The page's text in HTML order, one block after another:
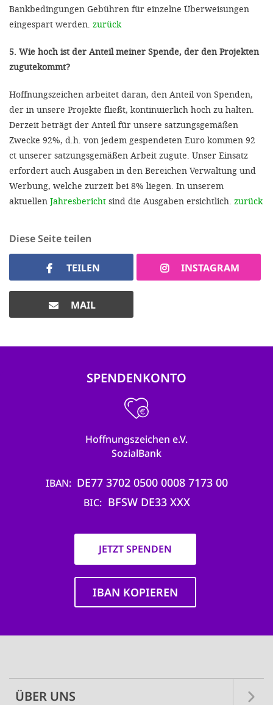
Bankbedingungen Gebühren für einzelne Überweisungen
eingespart werden. zurück
5. Wie hoch ist der Anteil meiner Spende, der den Projekten
zugutekommt?
Hoffnungszeichen arbeitet daran, den Anteil von Spenden,
der in unsere Projekte fließt, kontinuierlich hoch zu halten.
Derzeit beträgt der Anteil für unsere satzungsgemäßen
Zwecke 92%, d.h. von jedem gespendeten Euro kommen 92
ct unserer satzungsgemäßen Arbeit zugute. Unser Einsatz
erfordert auch Ausgaben in den Bereichen Verwaltung und
Werbung, welche zurzeit bei 8% liegen. In unserem
aktuellen Jahresbericht sind die Ausgaben ersichtlich. zurück
Diese Seite teilen
TEILEN INSTAGRAM
MAIL
SPENDENKONTO
Hoffnungszeichen e.V.
SozialBank
IBAN DE77 3702 0500 0008 7173 00
BIC BFSW DE33 XXX
JETZT SPENDEN
IBAN KOPIEREN
ÜBER UNS